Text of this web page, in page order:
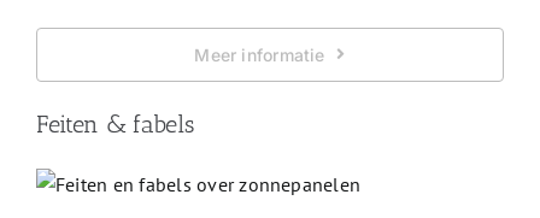
Meer informatie
Feiten & fabels